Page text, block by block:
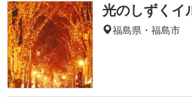
光のしずくイ
福島県・福島市